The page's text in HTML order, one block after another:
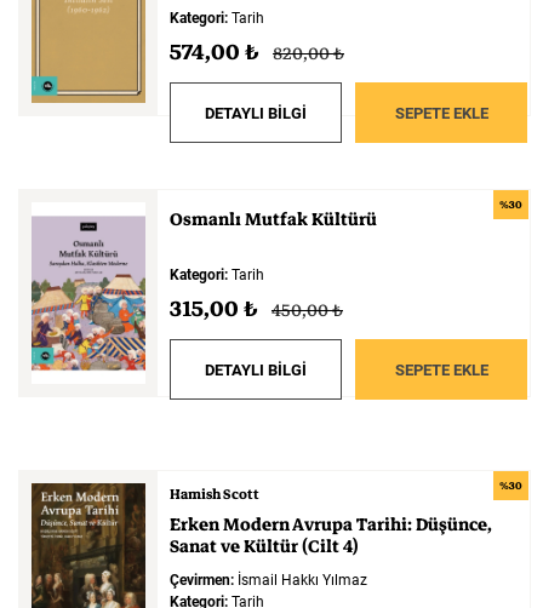
Kategori: Tarih
574,00 ₺ 820,00 ₺
DETAYLI BİLGİ SEPETE EKLE
%30
OsmanlıMutfakKültürü
Kategori: Tarih
315,00 ₺ 450,00 ₺
DETAYLI BİLGİ SEPETE EKLE
%30
Hamish Scott
ErkenModernAvrupaTarihi:Düşünce,
SanatveKültür(Cilt4)
Çevirmen: İsmail Hakkı Yılmaz
Kategori: Tarih